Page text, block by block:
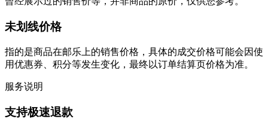
未划线价格
指的是商品在邮乐上的销售价格，具体的成交价格可能会因使
用优惠券、积分等发生变化，最终以订单结算页价格为准。
服务说明
支持极速退款